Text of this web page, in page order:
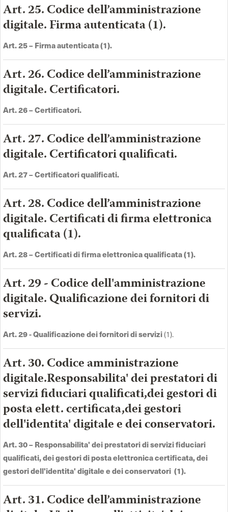
Art. 25. Codice dell’amministrazione
digitale. Firma autenticata (1).
Art. 25 –Firma autenticata (1).
Art. 26. Codice dell’amministrazione
digitale. Certificatori.
Art. 26 –Certificatori.
Art. 27. Codice dell’amministrazione
digitale. Certificatori qualificati.
Art. 27 –Certificatori qualificati.
Art. 28. Codice dell’amministrazione
digitale. Certificati di firma elettronica
qualificata (1).
Art. 28 –Certificati di firma elettronica qualificata (1).
Art. 29 - Codice dell'amministrazione
digitale. Qualificazione dei fornitori di
servizi.
Art. 29 - Qualificazione dei fornitori di servizi(1).
Art. 30. Codice amministrazione
digitale.Responsabilita' dei prestatori di
servizi fiduciari qualificati,dei gestori di
posta elett. certificata,dei gestori
dell'identita' digitale e dei conservatori.
Art. 30 –Responsabilita' dei prestatori di servizi fiduciari
qualificati, dei gestori di posta elettronica certificata, dei
gestori dell'identita' digitale e dei conservatori (1).
Art. 31. Codice dell’amministrazione